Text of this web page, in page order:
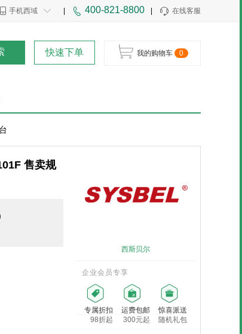
在线客服
400-821-8800
手机西域
快速下单 我的购物车 0
售卖规
西斯贝尔
企业会员专享
专属折扣
98折起
运费包邮
300元起
惊喜派送
随机礼包